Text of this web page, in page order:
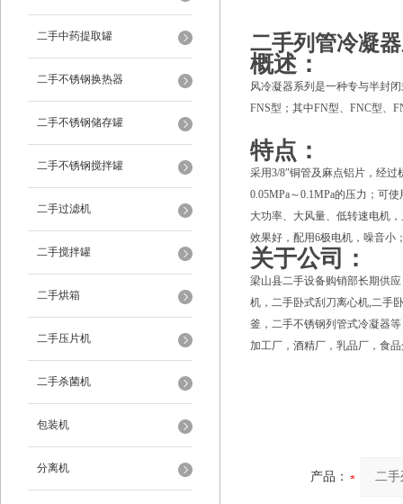
二手中药提取罐
二手不锈钢换热器
二手不锈钢储存罐
二手不锈钢搅拌罐
二手过滤机
二手搅拌罐
二手烘箱
二手压片机
二手杀菌机
包装机
分离机
二手列管冷凝
概述：
风冷凝器系列是一种专与半封
FNS型；其中FN型、FNC型、
特点：
采用3/8″铜管及麻点铝片，经
0.05MPa～0.1MPa的压力；可
大功率、大风量、低转速电机
效果好，配用6极电机，噪音小
关于公司：
梁山县二手设备购销部长期供
机，二手卧式刮刀离心机,二手
釜，二手不锈钢列管式冷凝器
加工厂，酒精厂，乳品厂，食
产品：